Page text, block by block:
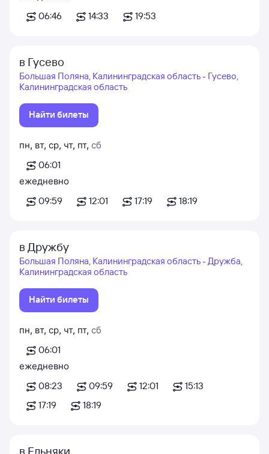
06:46
14:33 19:53
в Гусево
Большая Поляна, Калининградская область - Гусево,
Калининградская область
Найти билеты
пн, вт, ср, чт, пт, сб
06:01
ежедневно
09:59
12:01 17:19 18:19
в Дружбу
Большая Поляна, Калининградская область - Дружба,
Калининградская область
Найти билеты
пн, вт, ср, чт, пт, сб
06:01
ежедневно
08:23
09:59 12:01
15:13
17:19
18:19
в Ельняки